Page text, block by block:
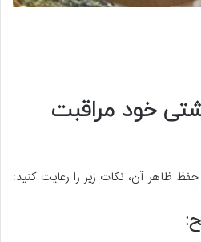
خود مراقبت
ظاهر آن، نکات زیر را رعایت کنید: